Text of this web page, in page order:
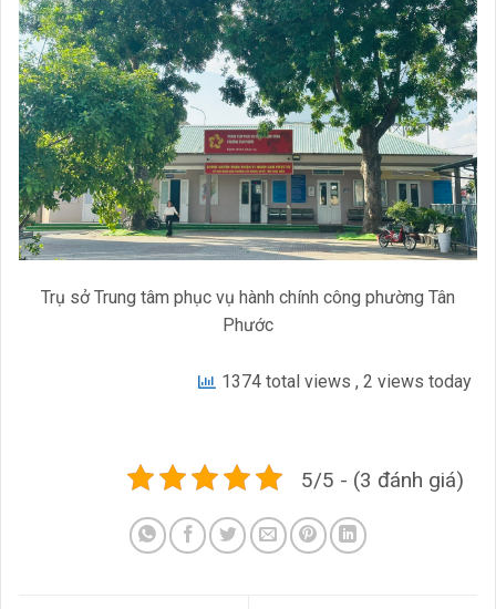
Trụ sở Trung tâm phục vụ hành chính công phường Tân
Phước
1374 total views , 2 views today
5/5 - (3 đánh giá)